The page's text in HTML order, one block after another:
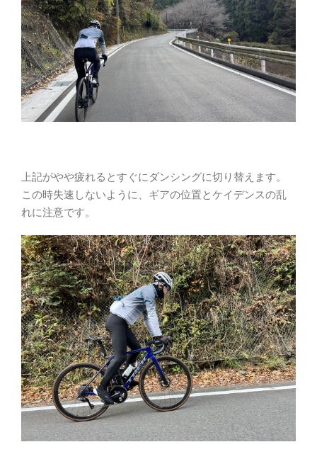
上記がやや疲れるとすぐにダンシングに切り替えます。
この時失速しないように、ギアの位置とケイデンスの乱
れに注意です。